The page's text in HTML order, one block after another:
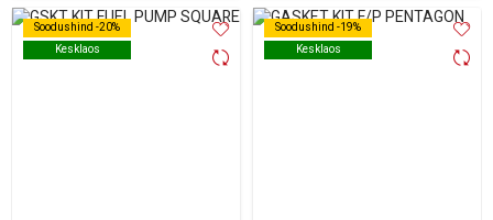
Soodushind -20%
Kesklaos
Soodushind -20%
Kesklaos
Soodushind -19%
Kesklaos
Soodushind -19%
Kesklaos